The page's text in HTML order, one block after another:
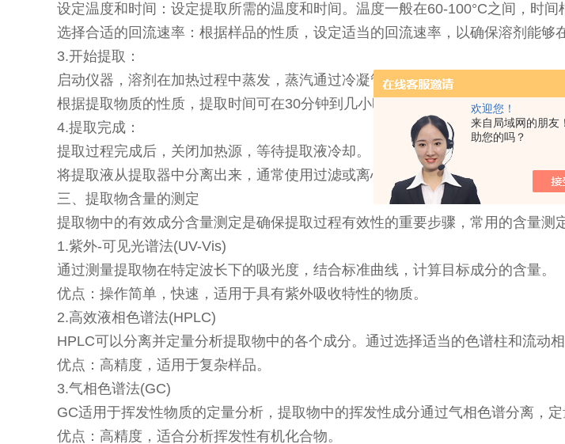
欢迎您！
来自局域网的朋友
助您的吗？
设定温度和时间：设定提取所需的温度和时间。温度一般在60-100°C之间，时
选择合适的回流速率：根据样品的性质，设定适当的回流速率，以确保溶剂能够
3.开始提取：
启动仪器，溶剂在加热过程中蒸发，蒸汽通过冷凝管冷却后回流至提取器中，与
根据提取物质的性质，提取时间可在30分钟到几小时之间进行调整。
4.提取完成：
提取过程完成后，关闭加热源，等待提取液冷却。
将提取液从提取器中分离出来，通常使用过滤或离心等方法去除固体残渣。
三、提取物含量的测定
提取物中的有效成分含量测定是确保提取过程有效性的重要步骤，常用的含量测
1.紫外-可见光谱法(UV-Vis)
通过测量提取物在特定波长下的吸光度，结合标准曲线，计算目标成分的含量。
优点：操作简单，快速，适用于具有紫外吸收特性的物质。
2.高效液相色谱法(HPLC)
HPLC可以分离并定量分析提取物中的各个成分。通过选择适当的色谱柱和流动
优点：高精度，适用于复杂样品。
3.气相色谱法(GC)
GC适用于挥发性物质的定量分析，提取物中的挥发性成分通过气相色谱分离，
优点：高精度，适合分析挥发性有机化合物。